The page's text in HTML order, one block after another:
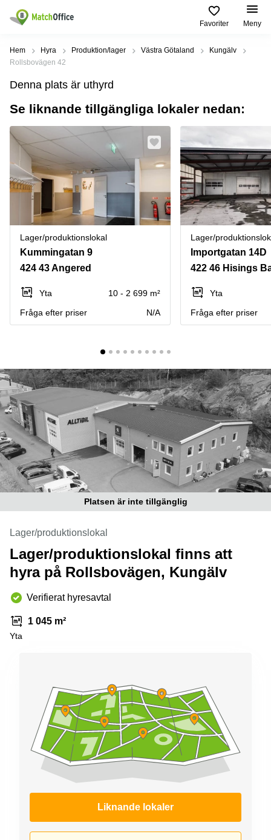
Favoriter Meny
Hyra / hyra ut
Kategorier
Kontor
Kontorshotell
Coworking
space
Lagerlokaler
Industrilokaler
Butikslokaler
Verkstad
kontor
Populära
Städer
Stockholm
Göteborg
Malmö
Uppsala
Norrköping
Östermalm
Skåne
Vasastan
Populära
sökningar
Kontorshotell
Stockholm
Hyra lokal
Stockholm
Kontorshotell
Göteborg
Coworking
Stockholm
Kontorshotell
Malmö
Coworking
Malmö
Lediga
lokaler
Hisingen
Lediga
lokaler
Hägersten
Hjälp
Om oss
Bli hyresvärd
Pris
Logga in
Hem Hyra Produktion/lager Västra Götaland
Kungälv
Rollsbovägen 42
Denna plats är uthyrd
Se liknande tillgängliga lokaler nedan:
Lager/produktionslokal
Kummingatan 9
424 43 Angered
Yta
10 - 2 699 m²
Fråga efter priser
N/A
Lager/
Importgatan 14D
422 46 Hisings
Yta
Fråga efter priser
Platsen är inte tillgänglig
Lager/produktionslokal
Lager/produktionslokal finns att
hyra på Rollsbovägen, Kungälv
Verifierat hyresavtal
1 045 m²
Yta
Liknande lokaler